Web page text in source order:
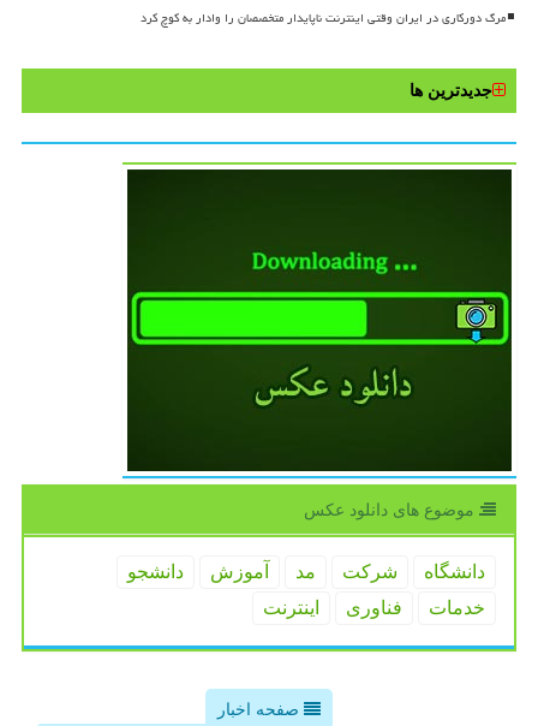
مرگ دورکاری در ایران وقتی اینترنت ناپایدار متخصصان را وادار به کوچ کرد
جدیدترین ها
موضوع های دانلود عكس
دانشگاه شركت مد آموزش
دانشجو
خدمات
فناوری اینترنت
صفحه اخبار